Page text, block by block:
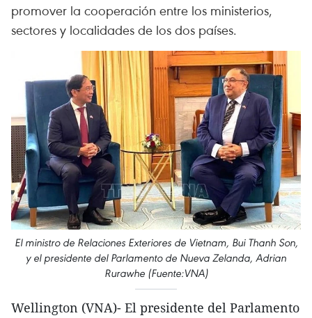
promover la cooperación entre los ministerios,
sectores y localidades de los dos países.
El ministro de Relaciones Exteriores de Vietnam, Bui Thanh Son,
y el presidente del Parlamento de Nueva Zelanda, Adrian
Rurawhe (Fuente:VNA)
Wellington (VNA)- El presidente del Parlamento